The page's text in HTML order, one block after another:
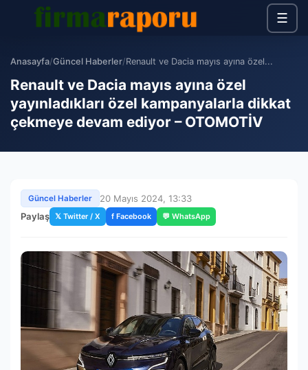
☰
Anasayfa/Güncel Haberler/Renault ve Dacia mayıs ayına özel...
Renault ve Dacia mayıs ayına özel
yayınladıkları özel kampanyalarla dikkat
çekmeye devam ediyor – OTOMOTİV
Güncel Haberler
20 Mayıs 2024, 13:33
Paylaş 𝕏 Twitter / X f Facebook 💬 WhatsApp